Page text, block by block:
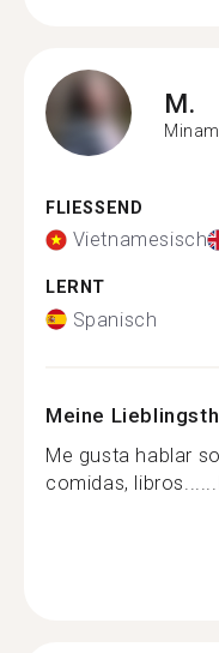
M.
FLIESSEND
Vietnamesisch
LERNT
Spanisch
Meine
Me gusta hablar
comidas, libros......